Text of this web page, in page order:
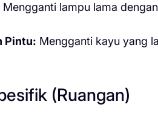
Mengganti lampu lama
Pintu: Mengganti kayu yang
(Ruangan)